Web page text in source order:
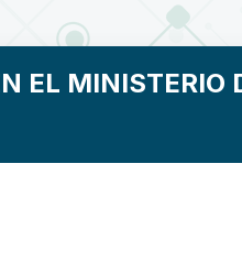
EL MINISTERIO